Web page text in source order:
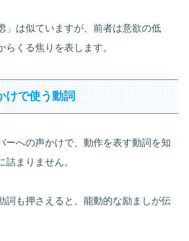
」は似ていますが、前者は意欲の低
らくる焦りを表します。
けで使う動詞
ーへの声かけで、動作を表す動詞を知
詰まりません。
詞も押さえると、能動的な励ましが伝